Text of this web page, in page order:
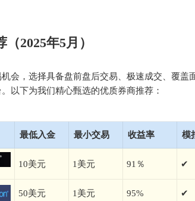
2025年5月）
会，选择具备盘前盘后交易、极速成交、覆盖
以下为我们精心甄选的优质券商推荐：
最低入金 最小交易 收益率 模
10美元 1美元 91％ ✔
50美元 1美元 95% ✔